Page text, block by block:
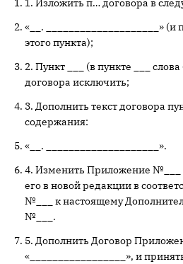
1. Изложить п… договора в
«__. ____________________»
этого пункта);
2. Пункт ___ (в пункте ___ слова
договора исключить;
3. Дополнить текст договора
содержания:
«__. ____________________».
4. Изменить Приложение №___
его в новой редакции в
№___ к настоящему
№___.
5. Дополнить Договор
«_________________», и